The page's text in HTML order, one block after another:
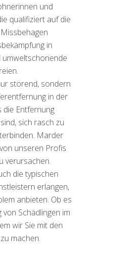
und
qualifiziert auf die
in
störend, sondern
in der
die Entfernung
sich rasch zu
Marder
unseren Profis
verursachen.
die typischen
erlangen,
anbieten. Ob es
Schädlingen im
wir Sie mit den
machen.